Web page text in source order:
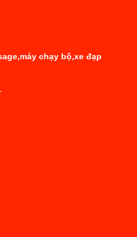
chạy bộ,xe đạp